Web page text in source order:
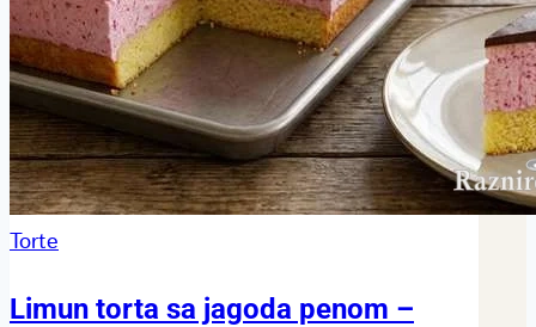
Torte
Limun torta sa jagoda penom –